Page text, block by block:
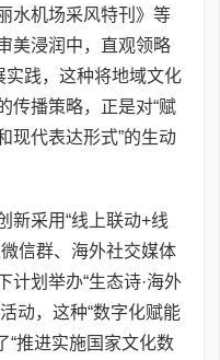
水机场采风特刊》等
美浸润中，直观领略
实践，这种将地域文化
传播策略，正是对“赋
现代表达形式”的生动
新采用“线上联动+线
信群、海外社交媒体
计划举办“生态诗·海外
动，这种“数字化赋能
“推进实施国家文化数